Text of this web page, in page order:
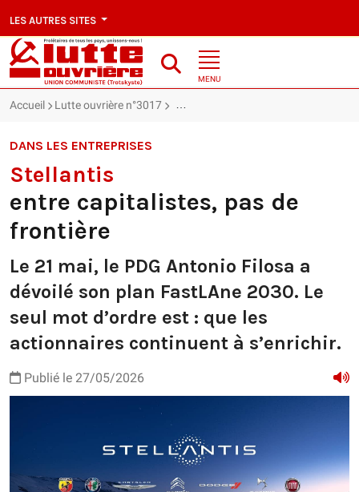
LES AUTRES SITES
MENU
Accueil Lutte ouvrière n°3017 Stellantis : entre capitalistes, pas de
DANS LES ENTREPRISES
Stellantis
entre capitalistes, pas de
frontière
Le 21 mai, le PDG Antonio Filosa a
dévoilé son plan FastLAne 2030. Le
seul mot d’ordre est : que les
actionnaires continuent à s’enrichir.
Publié le 27/05/2026